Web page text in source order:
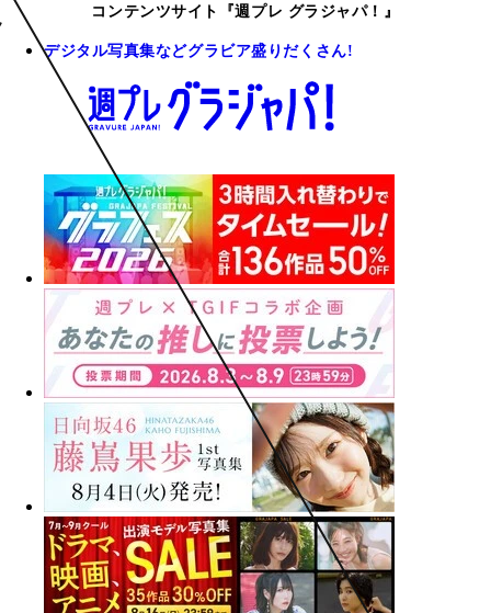
コンテンツサイト『週プレ グラジャパ！』
デジタル写真集などグラビア盛りだくさん!